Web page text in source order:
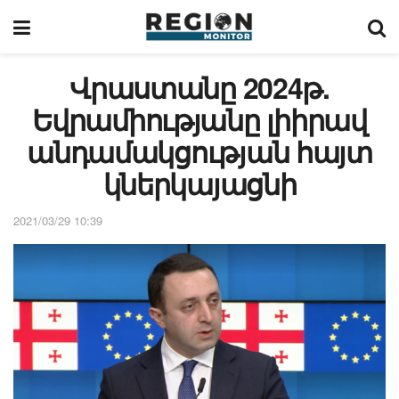
Վրաստանը 2024թ.
Եվրամիությանը լիիրավ
անդամակցության հայտ
կներկայացնի
2021/03/29 10:39